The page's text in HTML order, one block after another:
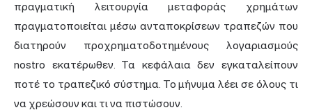
πραγματική λειτουργία μεταφοράς χρημάτων
πραγματοποιείται μέσω ανταποκρίσεων τραπεζών που
διατηρούν προχρηματοδοτημένους λογαριασμούς
nostro εκατέρωθεν. Τα κεφάλαια δεν εγκαταλείπουν
ποτέ το τραπεζικό σύστημα. Το μήνυμα λέει σε όλους τι
να χρεώσουν και τι να πιστώσουν.